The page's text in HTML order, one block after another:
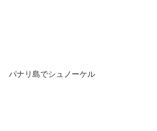
パナリ島でシュノーケル